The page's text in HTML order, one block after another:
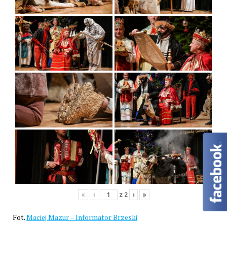
« ‹ z 2 › »
Fot.Maciej Mazur – Informator Brzeski